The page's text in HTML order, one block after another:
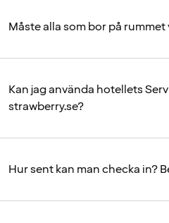
Måste alla som bor på
Kan jag använda hotellets
strawberry.se?
Hur sent kan man checka in?